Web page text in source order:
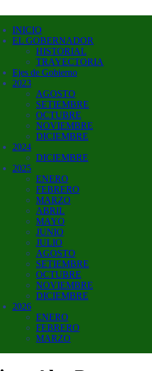
2023
INICIO
EL GOBERNADOR
HISTORIAL
TRAYECTORIA
Ejes de Gobierno
2023
AGOSTO
SETIEMBRE
OCTUBRE
NOVIEMBRE
DICIEMBRE
2024
DICIEMBRE
2025
ENERO
FEBRERO
MARZO
ABRIL
MAYO
JUNIO
JULIO
AGOSTO
SETIEMBRE
OCTUBRE
NOVIEMBRE
DICIEMBRE
2026
ENERO
FEBRERO
MARZO